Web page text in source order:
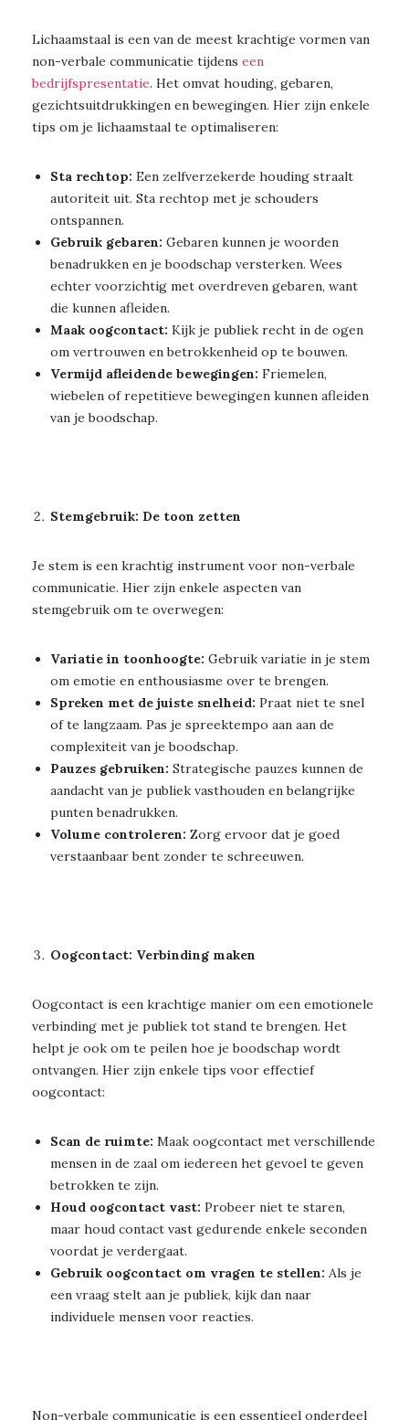
Lichaamstaal is een van de meest krachtige vormen van
non-verbale communicatie tijdens een
bedrijfspresentatie. Het omvat houding, gebaren,
gezichtsuitdrukkingen en bewegingen. Hier zijn enkele
tips om je lichaamstaal te optimaliseren:
Sta rechtop: Een zelfverzekerde houding straalt
autoriteit uit. Sta rechtop met je schouders
ontspannen.
Gebruik gebaren: Gebaren kunnen je woorden
benadrukken en je boodschap versterken. Wees
echter voorzichtig met overdreven gebaren, want
die kunnen afleiden.
Maak oogcontact: Kijk je publiek recht in de ogen
om vertrouwen en betrokkenheid op te bouwen.
Vermijd afleidende bewegingen: Friemelen,
wiebelen of repetitieve bewegingen kunnen afleiden
van je boodschap.
Stemgebruik: De toon zetten
Je stem is een krachtig instrument voor non-verbale
communicatie. Hier zijn enkele aspecten van
stemgebruik om te overwegen:
Variatie in toonhoogte: Gebruik variatie in je stem
om emotie en enthousiasme over te brengen.
Spreken met de juiste snelheid: Praat niet te snel
of te langzaam. Pas je spreektempo aan aan de
complexiteit van je boodschap.
Pauzes gebruiken: Strategische pauzes kunnen de
aandacht van je publiek vasthouden en belangrijke
punten benadrukken.
Volume controleren: Zorg ervoor dat je goed
verstaanbaar bent zonder te schreeuwen.
Oogcontact: Verbinding maken
Oogcontact is een krachtige manier om een emotionele
verbinding met je publiek tot stand te brengen. Het
helpt je ook om te peilen hoe je boodschap wordt
ontvangen. Hier zijn enkele tips voor effectief
oogcontact:
Scan de ruimte: Maak oogcontact met verschillende
mensen in de zaal om iedereen het gevoel te geven
betrokken te zijn.
Houd oogcontact vast: Probeer niet te staren,
maar houd contact vast gedurende enkele seconden
voordat je verdergaat.
Gebruik oogcontact om vragen te stellen: Als je
een vraag stelt aan je publiek, kijk dan naar
individuele mensen voor reacties.
Non-verbale communicatie is een essentieel onderdeel